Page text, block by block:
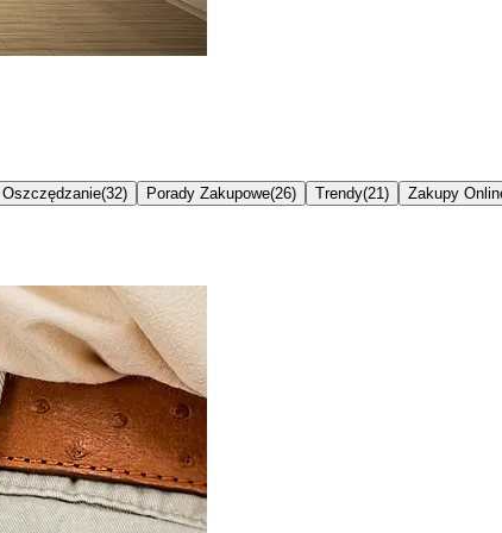
Oszczędzanie(32) Porady Zakupowe(26) Trendy(21 ) Zakupy